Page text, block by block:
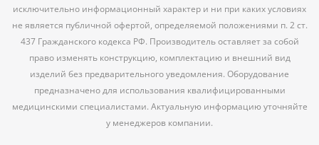
исключительно информационный характер и ни при каких условиях
не является публичной офертой, определяемой положениями п. 2 ст.
437 Гражданского кодекса РФ. Производитель оставляет за собой
право изменять конструкцию, комплектацию и внешний вид
изделий без предварительного уведомления. Оборудование
предназначено для использования квалифицированными
медицинскими специалистами. Актуальную информацию уточняйте
у менеджеров компании.